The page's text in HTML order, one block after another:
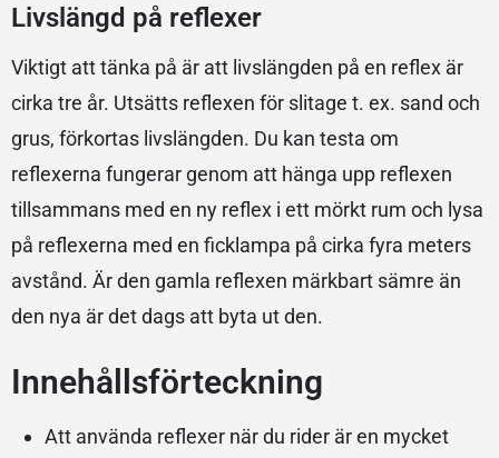
Livslängd på reflexer
Viktigt att tänka på är att livslängden på en reflex är
cirka tre år. Utsätts reflexen för slitage t. ex. sand och
grus, förkortas livslängden. Du kan testa om
reflexerna fungerar genom att hänga upp reflexen
tillsammans med en ny reflex i ett mörkt rum och lysa
på reflexerna med en ficklampa på cirka fyra meters
avstånd. Är den gamla reflexen märkbart sämre än
den nya är det dags att byta ut den.
Innehållsförteckning
Att använda reflexer när du rider är en mycket